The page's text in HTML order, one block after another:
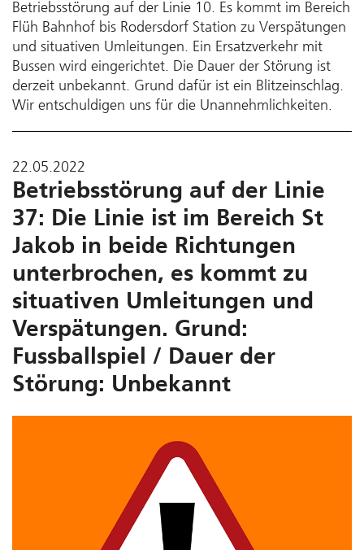
Betriebsstörung auf der Linie 10. Es kommt im Bereich
Flüh Bahnhof bis Rodersdorf Station zu Verspätungen
und situativen Umleitungen. Ein Ersatzverkehr mit
Bussen wird eingerichtet. Die Dauer der Störung ist
derzeit unbekannt. Grund dafür ist ein Blitzeinschlag.
Wir entschuldigen uns für die Unannehmlichkeiten.
22.05.2022
Betriebsstörung auf der Linie
37: Die Linie ist im Bereich St
Jakob in beide Richtungen
unterbrochen, es kommt zu
situativen Umleitungen und
Verspätungen. Grund:
Fussballspiel / Dauer der
Störung: Unbekannt